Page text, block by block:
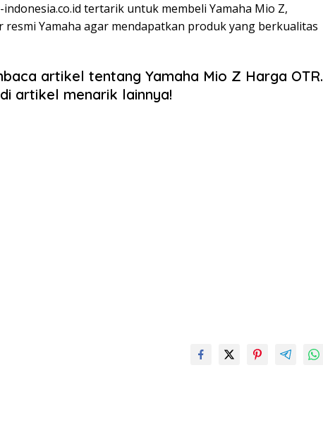
indonesia.co.id tertarik untuk membeli Yamaha Mio Z,
Yamaha agar mendapatkan produk yang berkualitas
artikel tentang Yamaha Mio Z Harga OTR.
artikel menarik lainnya!